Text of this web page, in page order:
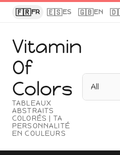
🇫🇷FR 🇪🇸ES 🇬🇧EN
Vitamin
Of
Colors
TABLEAUX
ABSTRAITS
COLORÉS | TA
PERSONNALITÉ
EN COULEURS
Panneau de gestion des